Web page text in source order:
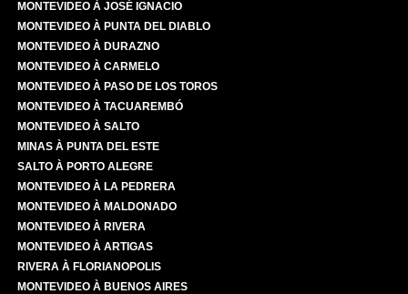
MONTEVIDEO À JOSÉ IGNACIO
MONTEVIDEO À PUNTA DEL DIABLO
MONTEVIDEO À DURAZNO
MONTEVIDEO À CARMELO
MONTEVIDEO À PASO DE LOS TOROS
MONTEVIDEO À TACUAREMBÓ
MONTEVIDEO À SALTO
MINAS À PUNTA DEL ESTE
SALTO À PORTO ALEGRE
MONTEVIDEO À LA PEDRERA
MONTEVIDEO À MALDONADO
MONTEVIDEO À RIVERA
MONTEVIDEO À ARTIGAS
RIVERA À FLORIANOPOLIS
MONTEVIDEO À BUENOS AIRES